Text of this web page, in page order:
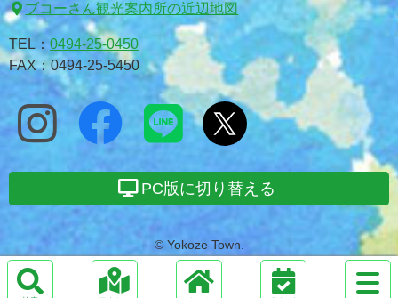
ブコーさん観光案内所の近辺地図
TEL：0494-25-0450
FAX：0494-25-5450
PC版に切り替える
© Yokoze Town.
サ